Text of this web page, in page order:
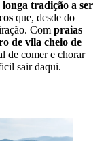
longa tradição a ser
que, desde do
Com praias
de vila cheio de
de comer e chorar
sair daqui.